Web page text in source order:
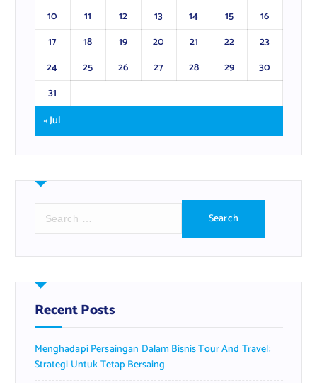
10
11 12 13 14 15
16
17
18 19 20 21 22
23
24
25 26 27 28 29
30
31
« Jul
r
h
f
o
:
Recent Posts
Menghadapi Persaingan Dalam Bisnis Tour And Travel:
Strategi Untuk Tetap Bersaing